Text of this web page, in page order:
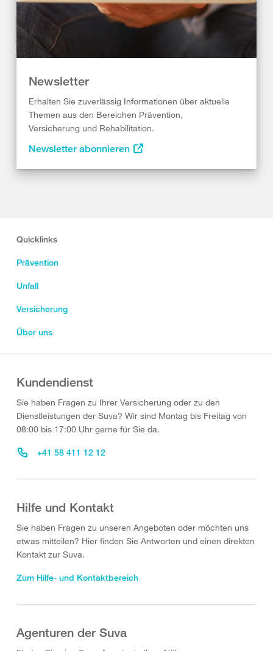
Newsletter
Erhalten Sie zuverlässig Informationen über aktuelle
Themen aus den Bereichen Prävention,
Versicherung und Rehabilitation.
Newsletter abonnieren
Quicklinks
Prävention
Unfall
Versicherung
Über uns
Kundendienst
Sie haben Fragen zu Ihrer Versicherung oder zu den
Dienstleistungen der Suva? Wir sind Montag bis Freitag von
08:00 bis 17:00 Uhr gerne für Sie da.
+41 58 411 12 12
Hilfe und Kontakt
Sie haben Fragen zu unseren Angeboten oder möchten uns
etwas mitteilen? Hier finden Sie Antworten und einen direkten
Kontakt zur Suva.
Zum Hilfe- und Kontaktbereich
Agenturen der Suva